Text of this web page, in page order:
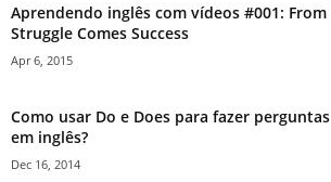
Aprendendo inglês com vídeos #001: From
Struggle Comes Success
Apr 6, 2015
Como usar Do e Does para fazer perguntas
em inglês?
Dec 16, 2014